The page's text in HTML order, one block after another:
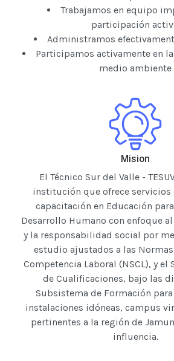
Trabajamos en equipo
participación
Administramos
Participamos activamente en
medio ambiente
Mision
El Técnico Sur del Valle -
institución que ofrece servicios
capacitación en Educación
Desarrollo Humano con enfoque
y la responsabilidad social por
estudio ajustados a las
Competencia Laboral (NSCL), y el
de Cualificaciones, bajo las
Subsistema de Formación
instalaciones idóneas, campus
pertinentes a la región de
influencia.